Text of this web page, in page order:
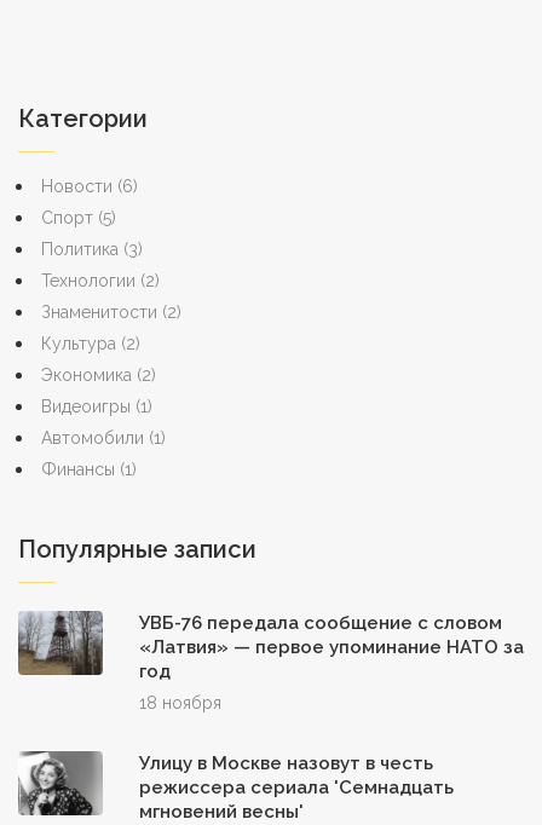
Категории
Новости (6)
Спорт (5)
Политика (3)
Технологии (2)
Знаменитости (2)
Культура (2)
Экономика (2)
Видеоигры (1)
Автомобили (1)
Финансы (1)
Популярные записи
УВБ-76 передала сообщение с словом
«Латвия» — первое упоминание НАТО за
год
18 ноября
Улицу в Москве назовут в честь
режиссера сериала 'Семнадцать
мгновений весны'